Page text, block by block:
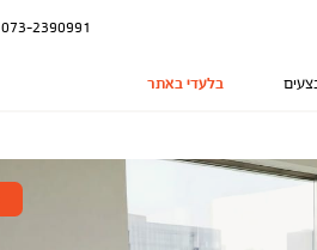
073-2390991
בלעדי באתר